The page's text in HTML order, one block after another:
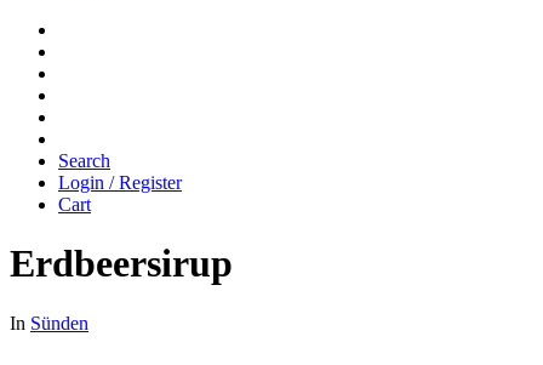
Search
Login / Register
Cart
Erdbeersirup
In Sünden